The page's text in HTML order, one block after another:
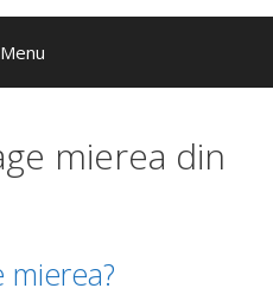
Menu
mierea din
mierea?